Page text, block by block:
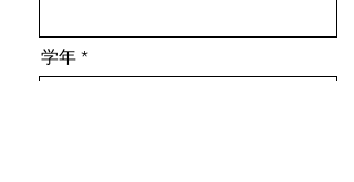
学年